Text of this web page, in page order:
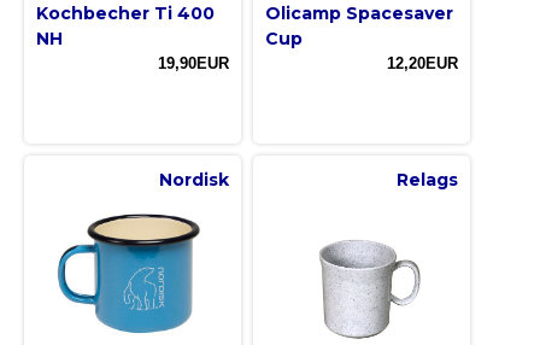
Kochbecher Ti 400
NH
19,90EUR
Olicamp Spacesaver
Cup
12,20EUR
Nordisk Relags